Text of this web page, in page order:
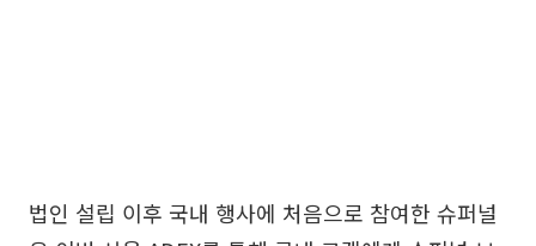
법인 설립 이후 국내 행사에 처음으로 참여한 슈퍼널